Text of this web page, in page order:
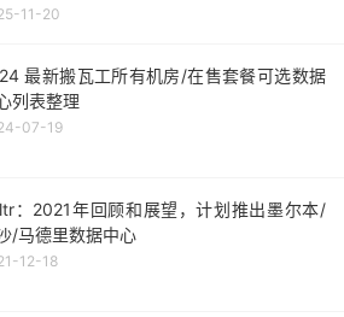
24.99元起
11-20
最新搬瓦工所有机房/在售套餐可选数据
列表整理
07-19
：2021年回顾和展望，计划推出墨尔本/
/马德里数据中心
12-18